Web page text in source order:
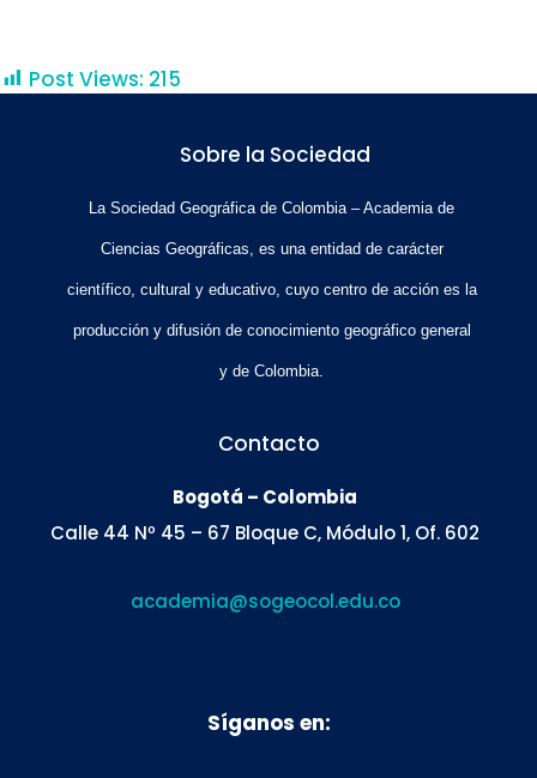
Post Views: 215
Sobre la Sociedad
La Sociedad Geográfica de Colombia – Academia de
Ciencias Geográficas, es una entidad de carácter
científico, cultural y educativo, cuyo centro de acción es la
producción y difusión de conocimiento geográfico general
y de Colombia.
Contacto
Bogotá – Colombia
Calle 44 Nº 45 – 67 Bloque C, Módulo 1, Of. 602
academia@sogeocol.edu.co
Síganos en: